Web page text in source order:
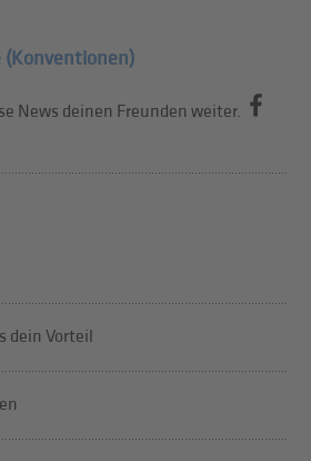
News deinen Freunden weiter.
dein Vorteil